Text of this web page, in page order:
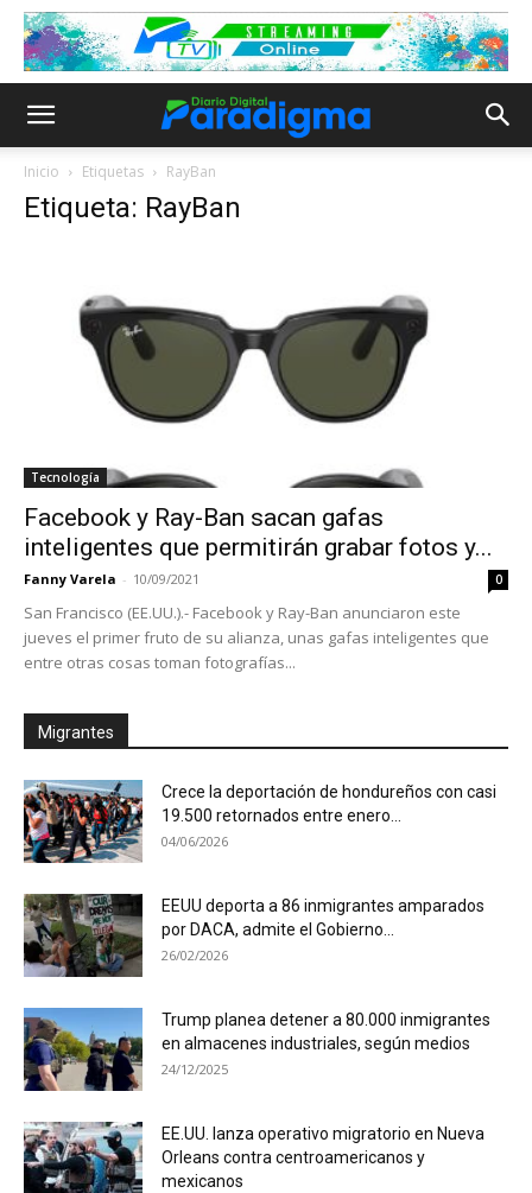
Inicio Etiquetas RayBan
Etiqueta: RayBan
Tecnología
Facebook y Ray-Ban sacan gafas
inteligentes que permitirán grabar fotos y...
Fanny Varela - 10/09/2021 0
San Francisco (EE.UU.).- Facebook y Ray-Ban anunciaron este
jueves el primer fruto de su alianza, unas gafas inteligentes que
entre otras cosas toman fotografías...
Migrantes
Crece la deportación de hondureños con casi
19.500 retornados entre enero...
04/06/2026
EEUU deporta a 86 inmigrantes amparados
por DACA, admite el Gobierno...
26/02/2026
Trump planea detener a 80.000 inmigrantes
en almacenes industriales, según medios
24/12/2025
EE.UU. lanza operativo migratorio en Nueva
Orleans contra centroamericanos y
mexicanos